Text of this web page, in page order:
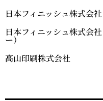
日本フィニッシュ株式会社
日本フィニッシュ株式会
ー）
高山印刷株式会社